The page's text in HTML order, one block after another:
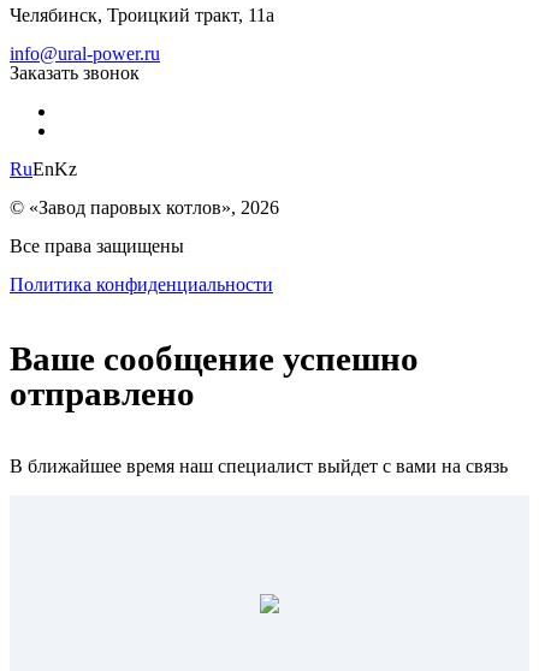
Челябинск, Троицкий тракт, 11а
info@ural-power.ru
Заказать звонок
RuEnKz
© «Завод паровых котлов», 2026
Все права защищены
Политика конфиденциальности
Ваше сообщение успешно
отправлено
В ближайшее время наш специалист выйдет с вами на связь